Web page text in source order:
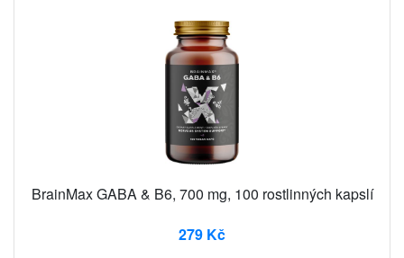
BrainMax GABA & B6, 700 mg, 100 rostlinných kapslí
279 Kč